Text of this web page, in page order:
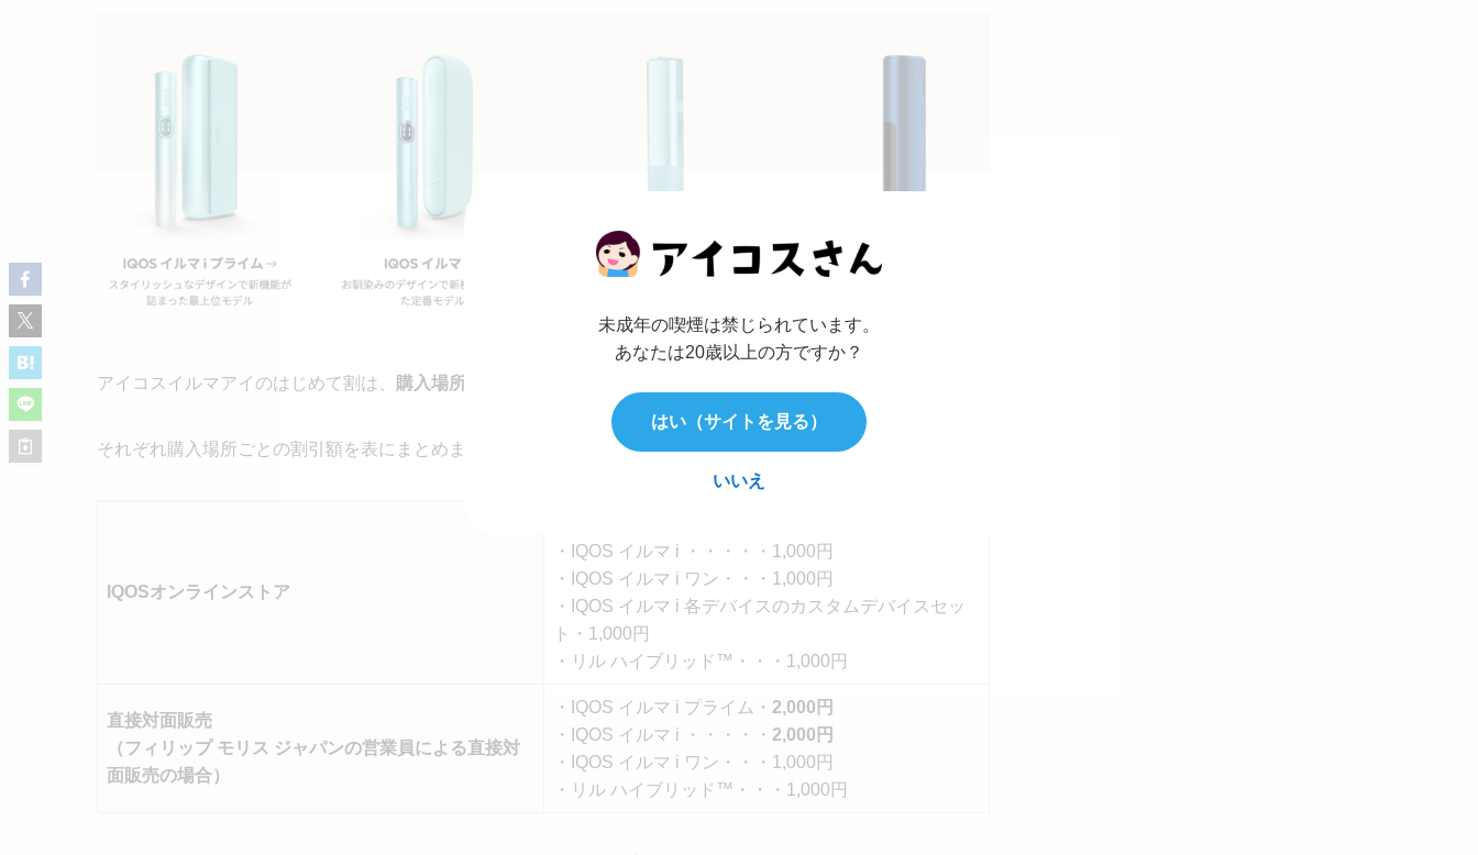
アイコスイルマアイのはじめて割は、 購入場所によって割引価格が異なります。
それぞれ購入場所ごとの割引額を表にまとめました。
IQOSオンラインストア
・IQOS イルマ i ・・・・・1,000円
・IQOS イルマ i ワン・・・1,000円
・IQOS イルマ i 各デバイスのカスタムデバイスセッ
ト・1,000円
・リル ハイブリッド™・・・1,000円
直接対面販売
（フィリップ モリス ジャパンの営業員による直接対
面販売の場合）
・IQOS イルマ i プライム・ 2,000円
・IQOS イルマ i ・・・・・ 2,000円
・IQOS イルマ i ワン・・・1,000円
・リル ハイブリッド™・・・1,000円
未成年の喫煙は禁じられています。
あなたは20歳以上の方ですか？
はい（サイトを見る）
いいえ